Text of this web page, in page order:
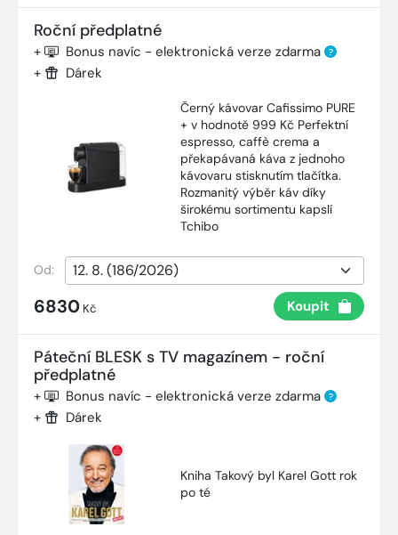
Roční předplatné
+ Bonus navíc - elektronická verze zdarma ?
+ Dárek
Černý kávovar Cafissimo PURE
+ v hodnotě 999 Kč Perfektní
espresso, caffè crema a
překapávaná káva z jednoho
kávovaru stisknutím tlačítka.
Rozmanitý výběr káv díky
širokému sortimentu kapslí
Tchibo
Od:
6830 Kč Koupit
Páteční BLESK s TV magazínem - roční
předplatné
+ Bonus navíc - elektronická verze zdarma ?
+ Dárek
Kniha Takový byl Karel Gott rok
po té